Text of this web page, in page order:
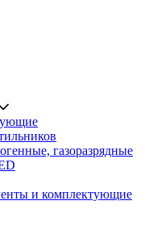
газоразрядные
и комплектующие